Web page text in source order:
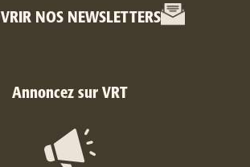
NOS NEWSLETTERS
Annoncez sur VRT